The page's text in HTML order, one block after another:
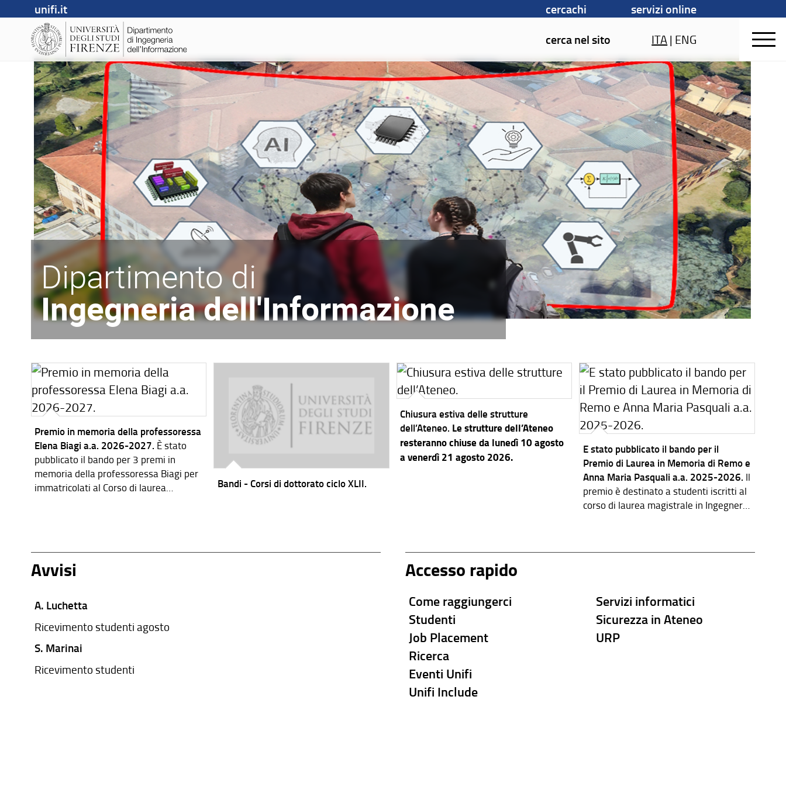
unifi.it cercachi
servizi online
cerca nel sito
ITA| ENG
Dipartimento di
Ingegneria dell'Informazione
Premio in memoria della professoressa
Elena Biagi a.a. 2026-2027. È stato
pubblicato il bando per 3 premi in
memoria della professoressa Biagi per
immatricolati al Corso di laurea
Bandi - Corsi di dottorato ciclo XLII.
Chiusura estiva delle strutture
dell’Ateneo. Le strutture dell’Ateneo
resteranno chiuse da lunedì 10 agosto
a venerdì 21 agosto 2026.
E stato pubblicato il bando per il
Premio di Laurea in Memoria di Remo e
Anna Maria Pasquali a.a. 2025-2026. Il
premio è destinato a studenti iscritti al
corso di laurea magistrale in Ingegneria
Avvisi
A. Luchetta
Ricevimento studenti agosto
S. Marinai
Ricevimento studenti
Accesso rapido
Come raggiungerci
Studenti
Job Placement
Ricerca
Eventi Unifi
Unifi Include
Servizi informatici
Sicurezza in Ateneo
URP